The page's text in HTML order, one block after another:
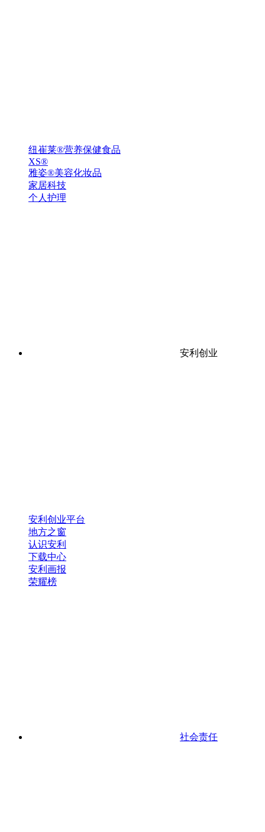
纽崔莱®营养保健食品
XS®
雅姿®美容化妆品
家居科技
个人护理
安利创业
安利创业平台
地方之窗
认识安利
下载中心
安利画报
荣耀榜
社会责任